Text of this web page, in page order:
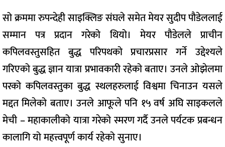
सो क्रममा रुपन्देही साइक्लिङ संघले समेत मेयर सुदीप पौडेललाई
सम्मान पत्र प्रदान गरेको थियो। मेयर पौडेलले प्राचीन
कपिलवस्तुसहित बुद्ध परिपथको प्रचारप्रसार गर्ने उद्देश्यले
गरिएको बुद्ध ज्ञान यात्रा प्रभावकारी रहेको बताए। उनले ओझेलमा
परको कपिलवस्तुका बुद्ध स्थलहरुलाई विश्वमा चिनाउन यसले
मद्दत मिलेको बताए। उनले आफूले पनि १५ वर्ष अघि साइकलले
मेची – महाकालीको यात्रा गरेको स्मरण गर्दै उनले पर्यटक प्रबन्धन
कालागि यो महत्त्वपूर्ण कार्य रहेको सुनाए।